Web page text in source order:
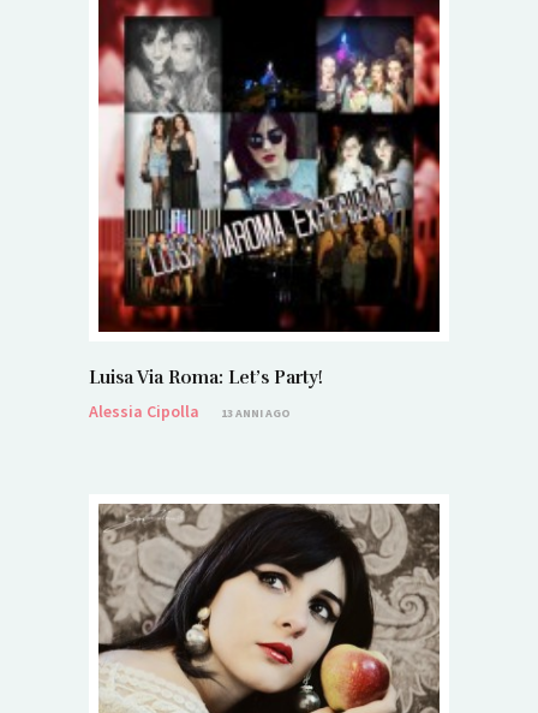
Luisa Via Roma: Let’s Party!
Alessia Cipolla
13 ANNI AGO